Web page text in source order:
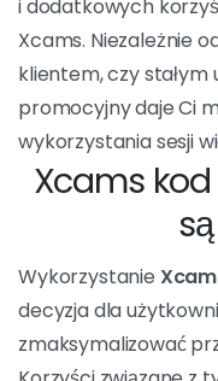
Zawartość [
Xcams kod
oferowany przez
on dostęp do
i dodatkowych
Xcams. Niezależnie
klientem, czy stałym